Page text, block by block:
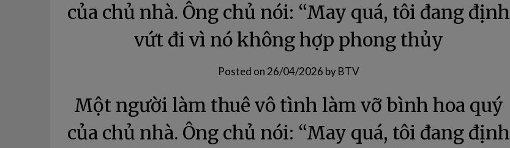
của chủ nhà. Ông chủ nói: “May quá, tôi đang định
vứt đi vì nó không hợp phong thủy
Posted on 26/04/2026 byBTV
Một người làm thuê vô tình làm vỡ bình hoa quý
của chủ nhà. Ông chủ nói: “May quá, tôi đang định